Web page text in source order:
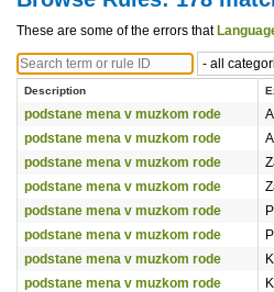
These are some of the errors that
Description
podstane mena v muzkom rode
podstane mena v muzkom rode
podstane mena v muzkom rode
podstane mena v muzkom rode
podstane mena v muzkom rode
podstane mena v muzkom rode
podstane mena v muzkom rode
podstane mena v muzkom rode